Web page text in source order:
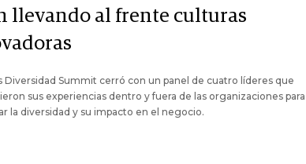
llevando al frente culturas
Diversidad Summit cerró con un panel de cuatro líderes que
sus experiencias dentro y fuera de las organizaciones para
la diversidad y su impacto en el negocio.